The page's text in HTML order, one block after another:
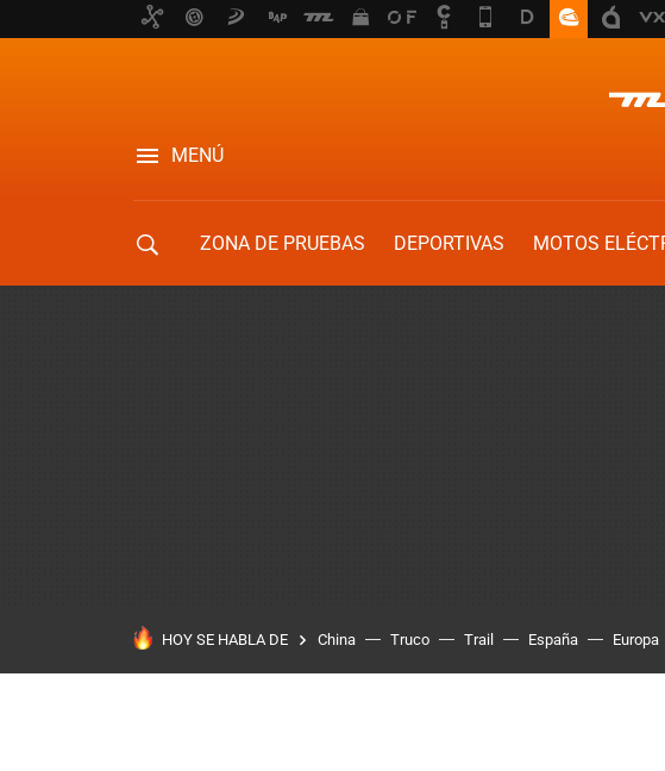
MENÚ
ZONA DE PRUEBAS DEPORTIVAS MOTOS
HOY SE HABLA DE China Truco Trail España Europa